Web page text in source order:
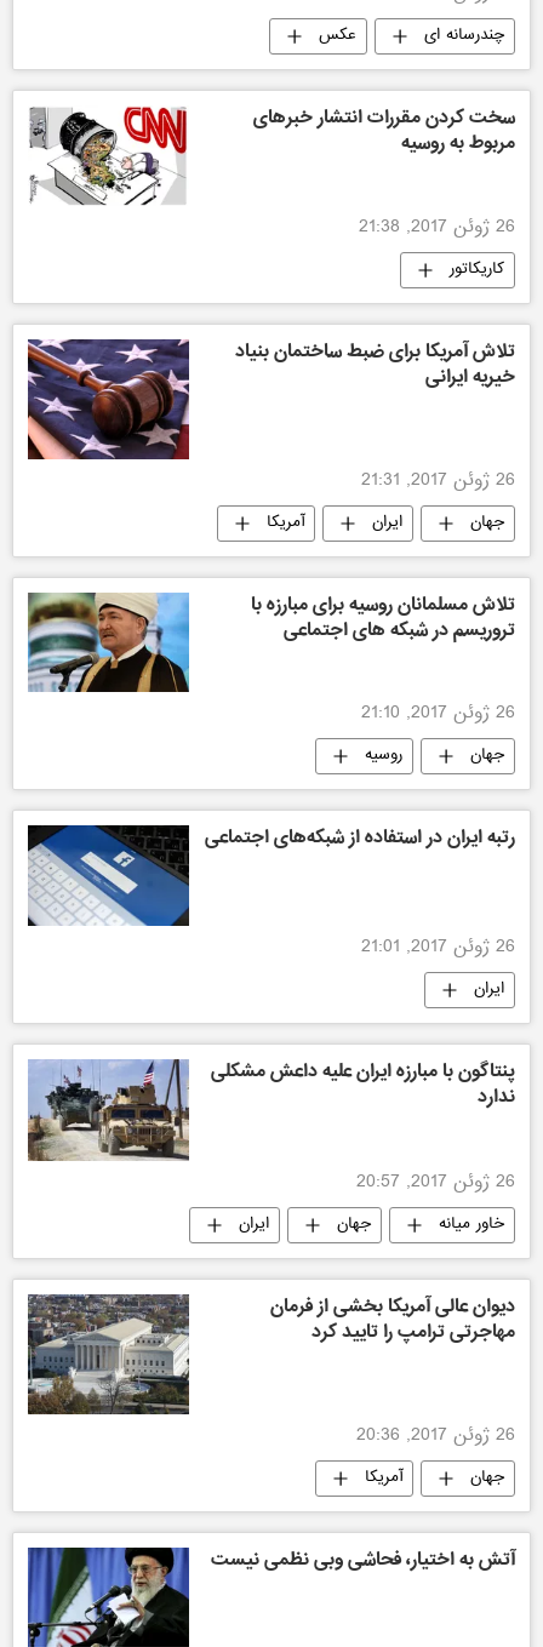
چندرسانه ای
عکس
مسابقه عکاسی آندری استنین
سخت کردن مقررات انتشار خبرهای
مربوط به روسیه
26 ژوئن 2017, 21:38
کاریکاتور
تلاش آمریکا برای ضبط ساختمان بنیاد
خیریه ایرانی
26 ژوئن 2017, 21:31
جهان ایران آمریکا
تلاش مسلمانان روسیه برای مبارزه با
تروریسم در شبکه های اجتماعی
26 ژوئن 2017, 21:10
جهان روسیه
رتبه ایران در استفاده از شبکه‌های اجتماعی
26 ژوئن 2017, 21:01
ایران
پنتاگون با مبارزه ایران علیه داعش مشکلی
ندارد
26 ژوئن 2017, 20:57
خاور میانه جهان
ایران
آمریکا
دیوان عالی آمریکا بخشی از فرمان
مهاجرتی ترامپ را تایید کرد
26 ژوئن 2017, 20:36
جهان آمریکا
آتش به اختیار، فحاشی وبی نظمی نیست